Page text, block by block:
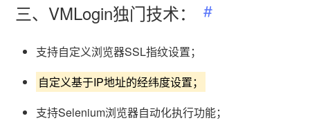
三、VMLogin独门技术：
支持自定义浏览器SSL指纹设置；
自定义基于IP地址的经纬度设置；
支持Selenium浏览器自动化执行功能；